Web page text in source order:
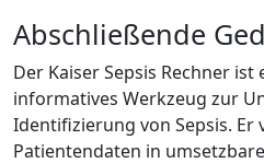
Abschließende
Der Kaiser Sepsis Rechner
informatives Werkzeug zur
Identifizierung von Sepsis. Er
Patientendaten in